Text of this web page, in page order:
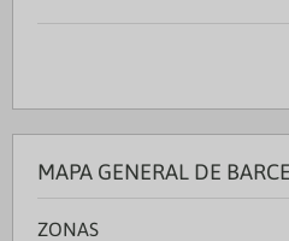
MAPA GENERAL DE
ZONAS